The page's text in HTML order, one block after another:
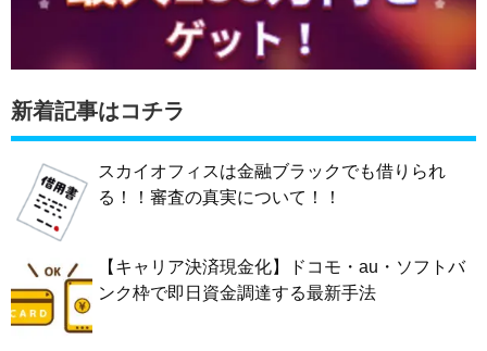
新着記事はコチラ
スカイオフィスは金融ブラックでも借りられ
る！！審査の真実について！！
【キャリア決済現金化】ドコモ・au・ソフトバ
ンク枠で即日資金調達する最新手法